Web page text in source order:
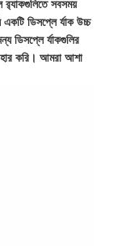
র‌্যাকগুলিতে সবসময়
ডিসপ্লে র্যাক উচ্চ
ডিসপ্লে র্যাকগুলির
করি। আমরা আশা